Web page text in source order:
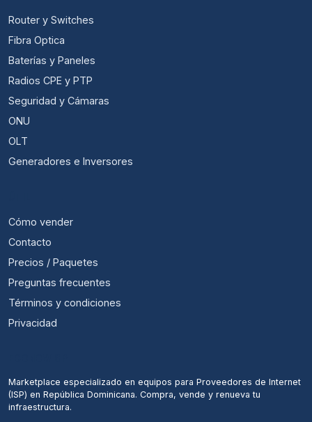
Router y Switches
Fibra Optica
Baterías y Paneles
Radios CPE y PTP
Seguridad y Cámaras
ONU
OLT
Generadores e Inversores
Cómo vender
Contacto
Precios / Paquetes
Preguntas frecuentes
Términos y condiciones
Privacidad
Marketplace especializado en equipos para Proveedores de Internet
(ISP) en República Dominicana. Compra, vende y renueva tu
infraestructura.